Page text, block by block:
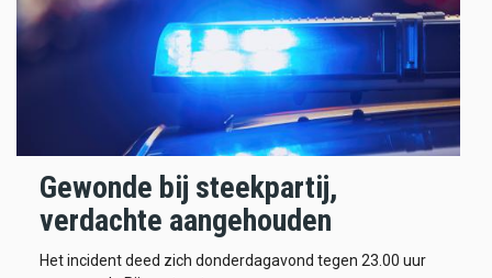
Gewonde bij steekpartij,
verdachte aangehouden
Het incident deed zich donderdagavond tegen 23.00 uur